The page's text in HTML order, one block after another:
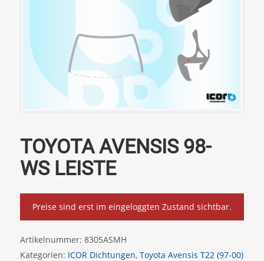
TOYOTA AVENSIS 98-
WS LEISTE
Preise sind erst im eingeloggten Zustand sichtbar.
Artikelnummer: 8305ASMH
Kategorien: ICOR Dichtungen, Toyota Avensis T22 (97-00)